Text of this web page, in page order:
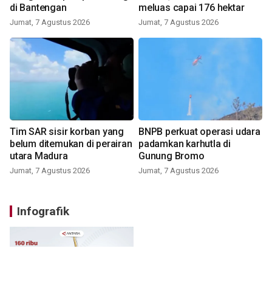
di Bantengan
Jumat, 7 Agustus 2026
meluas capai 176 hektar
Jumat, 7 Agustus 2026
Tim SAR sisir korban yang
belum ditemukan di perairan
utara Madura
Jumat, 7 Agustus 2026
BNPB perkuat operasi udara
padamkan karhutla di
Gunung Bromo
Jumat, 7 Agustus 2026
Infografik